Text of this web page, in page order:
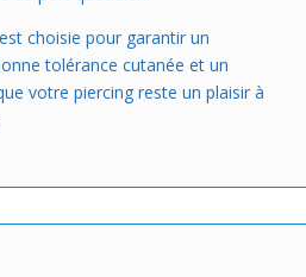
choisie pour garantir un
tolérance cutanée et un
votre piercing reste un plaisir à